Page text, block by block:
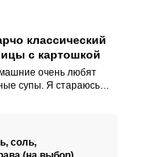
классический
с картошкой
очень любят
супы. Я стараюсь
соль,